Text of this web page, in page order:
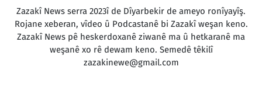
Zazakî News serra 2023î de Dîyarbekir de ameyo ronîyayîş.
Rojane xeberan, vîdeo û Podcastanê bi Zazakî weşan keno.
Zazakî News pê heskerdoxanê ziwanê ma û hetkaranê ma
weşanê xo rê dewam keno. Semedê têkilî
zazakinewe@gmail.com